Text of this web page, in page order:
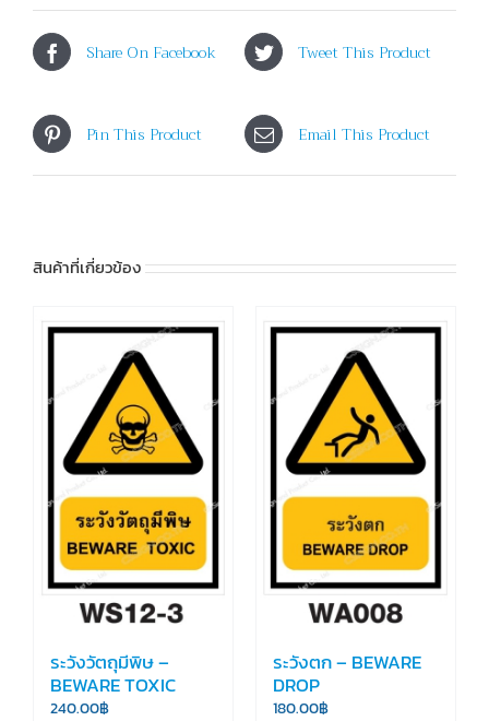
Share On Facebook Tweet This Product
Pin This Product Email This Product
สินค้าที่เกี่ยวข้อง
ระวังวัตถุมีพิษ –
BEWARE TOXIC
240.00฿
ระวังตก – BEWARE
DROP
180.00฿